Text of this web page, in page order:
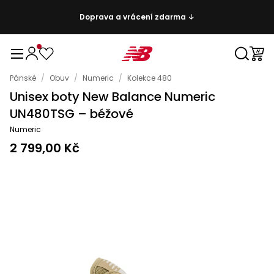
Doprava a vrácení zdarma ↓
Pánské / Obuv / Numeric / Kolekce 480
Unisex boty New Balance Numeric
UN480TSG – béžové
Numeric
2 799,00 Kč